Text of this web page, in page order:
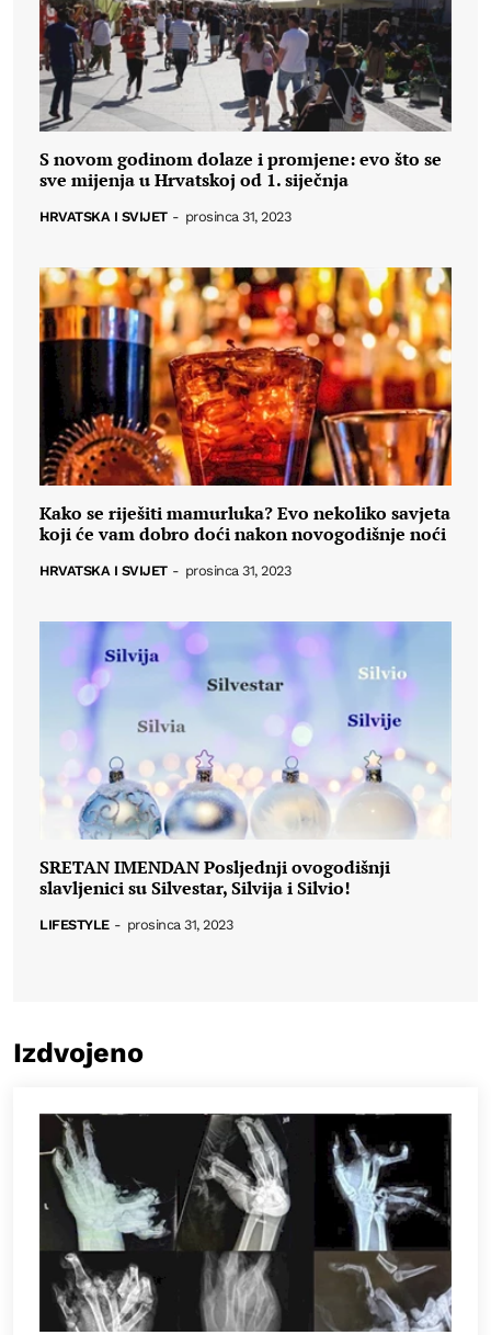
S novom godinom dolaze i promjene: evo što se
sve mijenja u Hrvatskoj od 1. siječnja
HRVATSKA I SVIJET - prosinca 31, 2023
Kako se riješiti mamurluka? Evo nekoliko savjeta
koji će vam dobro doći nakon novogodišnje noći
HRVATSKA I SVIJET - prosinca 31, 2023
SRETAN IMENDAN Posljednji ovogodišnji
slavljenici su Silvestar, Silvija i Silvio!
LIFESTYLE - prosinca 31, 2023
Izdvojeno